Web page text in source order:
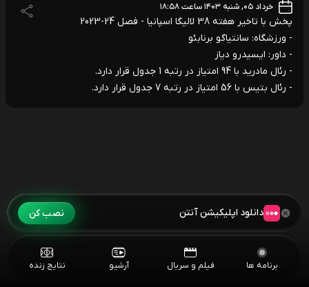
خرداد ۰۵, شنبه ۱۴۰۳ ساعت ۱۸:۵۸
پخش با تاخیر هفته 38 لالیگا اسپانیا - فصل 24-2023
- ورزشگاه: سانتیاگو برنابئو
- داور: ایسیدرو دیاز
- رئال مادرید با 94 امتیاز در رتبه 1 جدول قرار دارد.
- رئال بتیس با 56 امتیاز در رتبه 7 جدول قرار دارد.
برنامه ها فیلم و سریال آرشیو نتایج زنده
دانلود اپلیکیشن آنتن نصب کن